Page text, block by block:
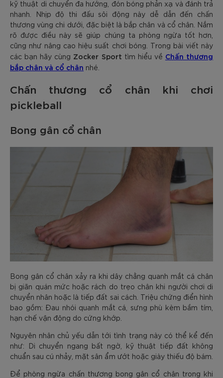
kỹ thuật di chuyển đa hướng, đón bóng phản xạ và đánh trả
nhanh. Nhịp độ thi đấu sôi động này dễ dẫn đến chấn
thương vùng chi dưới, đặc biệt là bắp chân và cổ chân. Nắm
rõ được điều này sẽ giúp chúng ta phòng ngừa tốt hơn,
cũng như nâng cao hiệu suất chơi bóng. Trong bài viết này
các bạn hãy cùng Zocker Sport tìm hiểu về Chấn thương
bắp chân và cổ chân nhé.
Chấn thương cổ chân khi chơi
pickleball
Bong gân cổ chân
Bong gân cổ chân xảy ra khi dây chằng quanh mắt cá chân
bị giãn quán mức hoặc rách do trẹo chân khi người chơi di
chuyển nhân hoặc là tiếp đất sai cách. Triệu chứng điển hình
bao gồm: Đau nhói quanh mắt cá, sưng phù kèm bầm tím,
hạn chế vận động do cứng khớp.
Nguyên nhân chủ yếu dẫn tới tình trạng này có thể kể đến
như: Di chuyển ngang bất ngờ, kỹ thuật tiếp đất không
chuẩn sau cú nhảy, mặt sân ẩm ướt hoặc giày thiếu độ bám.
Để phòng ngừa chấn thương bong gân cổ chân trong khi